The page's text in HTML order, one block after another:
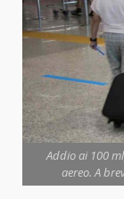
Addio ai 100
aereo. A